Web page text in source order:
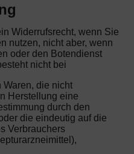
Widerrufsrecht, wenn Sie
nutzen, nicht aber, wenn
oder den Botendienst
nicht bei
Waren, die nicht
Herstellung eine
durch den
die eindeutig auf die
Verbrauchers